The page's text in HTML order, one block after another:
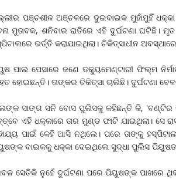
ପଞ୍ଚଶୀଳ ଅଞ୍ଚଳରେ ଦୁଇବାଇକ ମୁହାଁମୁହିଁ
ମୁତାବକ, ଶନିବାର ରାତିରେ ଏହି ଦୁର୍ଘଟଣା
ଭର୍ତ୍ତି କରାଯାଇଥିଲା। ଚିକିତ୍ସାଧୀନ
ପାଲ ପେସାରେ ଜଣେ ଡକ୍ୟୁମେଣ୍ଟାରୀ ଫିଲ୍ମ
ହୋଇଛନ୍ତି। ତାଙ୍କର ଚିକିତ୍ସା ଚାଲିଛି। ଦୁର୍ଘଟଣା
ସାଙ୍ଗ ସନି ବୋସ ପୁଲିସକୁ କହିଛନ୍ତି କି, 'ବଣ୍ଟିର
ଏହି ଧକ୍କାରେ ତାର ମୁଣ୍ଡ ଫାଟି ଯାଇଥିଲା।
ପାଇଁ କେହି ଆସି ନଥିଲେ। ପରେ ତାଙ୍କୁ
ବାଇକକୁ ଧକ୍କା ଦେଇଥିଲେ ସୁଦ୍ଧା ପୁଲିସ
ସେତିକି ନୁହେଁ ଦୁର୍ଘଟଣା ପରେ ପିୟୁଷଙ୍କ ପାଖରେ